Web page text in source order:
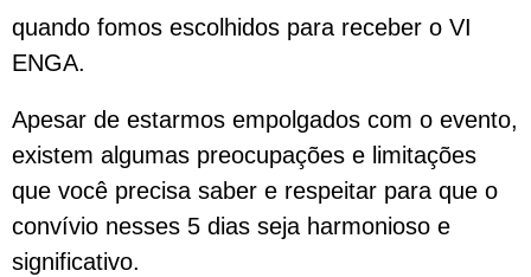
quando fomos escolhidos para receber o VI
ENGA.
Apesar de estarmos empolgados com o evento,
existem algumas preocupações e limitações
que você precisa saber e respeitar para que o
convívio nesses 5 dias seja harmonioso e
significativo.